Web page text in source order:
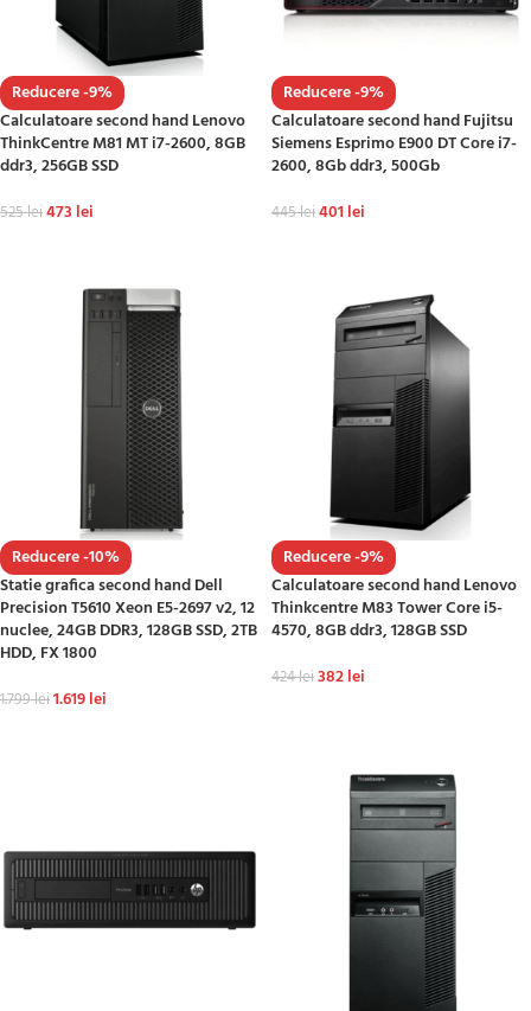
Reducere -9%
Calculatoare second hand Lenovo
ThinkCentre M81 MT i7-2600, 8GB
ddr3, 256GB SSD
525lei473 lei
Reducere -9%
Calculatoare second hand Fujitsu
Siemens Esprimo E900 DT Core i7-
2600, 8Gb ddr3, 500Gb
445lei401 lei
Reducere -10%
Statie grafica second hand Dell
Precision T5610 Xeon E5-2697 v2, 12
nuclee, 24GB DDR3, 128GB SSD, 2TB
HDD, FX 1800
1.799lei1.619lei
Reducere -9%
Calculatoare second hand Lenovo
Thinkcentre M83 Tower Core i5-
4570, 8GB ddr3, 128GB SSD
424lei382lei